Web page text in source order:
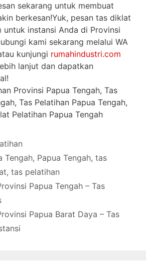
sekarang untuk membuat
berkesan!Yuk, pesan tas diklat
untuk instansi Anda di Provinsi
kami sekarang melalui WA
kunjungi rumahindustri.com
lanjut dan dapatkan
Provinsi Papua Tengah, Tas
Tas Pelatihan Papua Tengah,
Pelatihan Papua Tengah
Tengah, Papua Tengah, tas
, tas pelatihan
Papua Tengah – Tas
Papua Barat Daya – Tas